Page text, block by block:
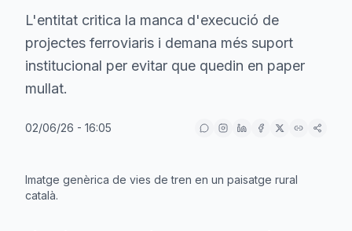
L'entitat critica la manca d'execució de
projectes ferroviaris i demana més suport
institucional per evitar que quedin en paper
mullat.
02/06/26 - 16:05
Imatge genèrica de vies de tren en un paisatge rural
català.